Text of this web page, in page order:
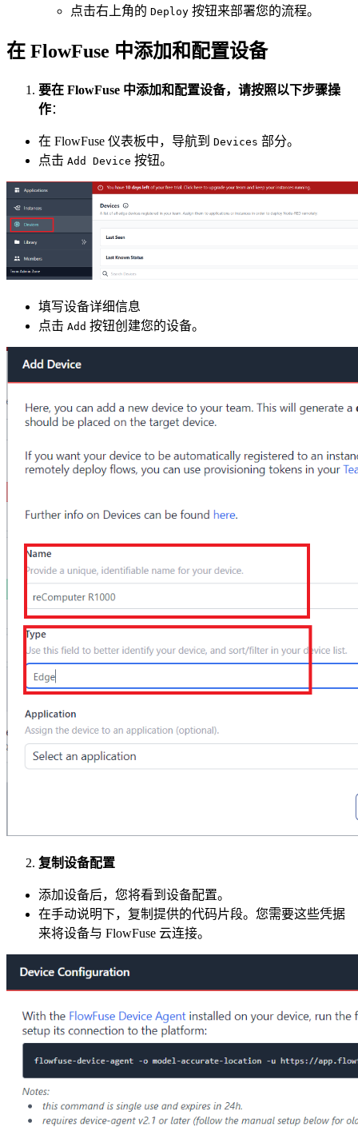
点击右上角的 Deploy 按钮来部署您的流程。
在 FlowFuse 中添加和配置设备
要在 FlowFuse 中添加和配置设备，请按照以下步骤操
作：
在 FlowFuse 仪表板中，导航到 Devices 部分。
点击 Add Device 按钮。
填写设备详细信息
点击 Add 按钮创建您的设备。
复制设备配置
添加设备后，您将看到设备配置。
在手动说明下，复制提供的代码片段。您需要这些凭据
来将设备与 FlowFuse 云连接。